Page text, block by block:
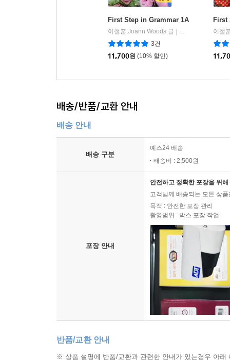
First Step in Grammar 1A
이철훈,Joann Woods 글
클루앤키
3건
11,700원 (10% 할인)
First
이철
배송/반품/교환 안내
배송 안내
배송 구분
예스24 배송
배송비 : 2,500원
포장 안내
안전하고 정확한 포장을 위
고객님께 배송되는 모든 상
목적 : 안전한 포장 관리
촬영범위 : 박스 포장 작업
반품/교환 안내
※ 상품 설명에 반품/교환과 관련한 안내가 있는경우 아